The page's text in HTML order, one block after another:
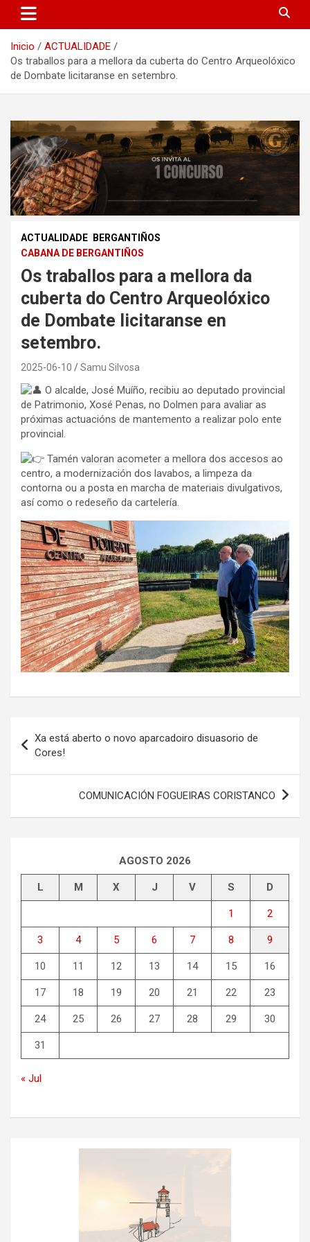
Inicio
ACTUALIDADE
Os traballos para a mellora da cuberta do Centro Arqueolóxico
de Dombate licitaranse en setembro.
ACTUALIDADE
BERGANTIÑOS
CABANA DE BERGANTIÑOS
Os traballos para a mellora da
cuberta do Centro Arqueolóxico
de Dombate licitaranse en
setembro.
2025-06-10 Samu Silvosa
O alcalde, José Muíño, recibiu ao deputado provincial
de Patrimonio, Xosé Penas, no Dolmen para avaliar as
próximas actuacións de mantemento a realizar polo ente
provincial.
Tamén valoran acometer a mellora dos accesos ao
centro, a modernización dos lavabos, a limpeza da
contorna ou a posta en marcha de materiais divulgativos,
así como o redeseño da cartelería.
de
entradas
Xa está aberto o novo aparcadoiro disuasorio de
Cores!
COMUNICACIÓN FOGUEIRAS CORISTANCO
AGOSTO 2026
L M X J V S D
1 2
3 4 5 6 7 8 9
10 11 12 13 14 15 16
17 18 19 20 21 22 23
24 25 26 27 28 29 30
31
« Jul